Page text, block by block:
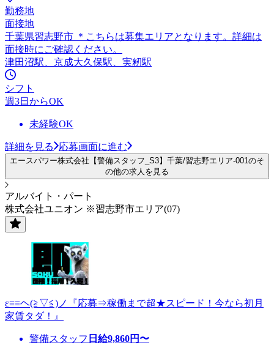
勤務地
面接地
千葉県習志野市 ＊こちらは募集エリアとなります。詳細は
面接時にご確認ください。
津田沼駅、京成大久保駅、実籾駅
シフト
週3日からOK
未経験OK
詳細を見る 応募画面に進む
エースパワー株式会社【警備スタッフ_S3】千葉/習志野エリア-001のそ
の他の求人を見る
アルバイト・パート
株式会社ユニオン ※習志野市エリア(07)
ε≡≡ヘ(≧▽≦)ノ『応募⇒稼働まで超★スピード！今なら初月
家賃タダ！』
警備スタッフ 日給9,860円〜